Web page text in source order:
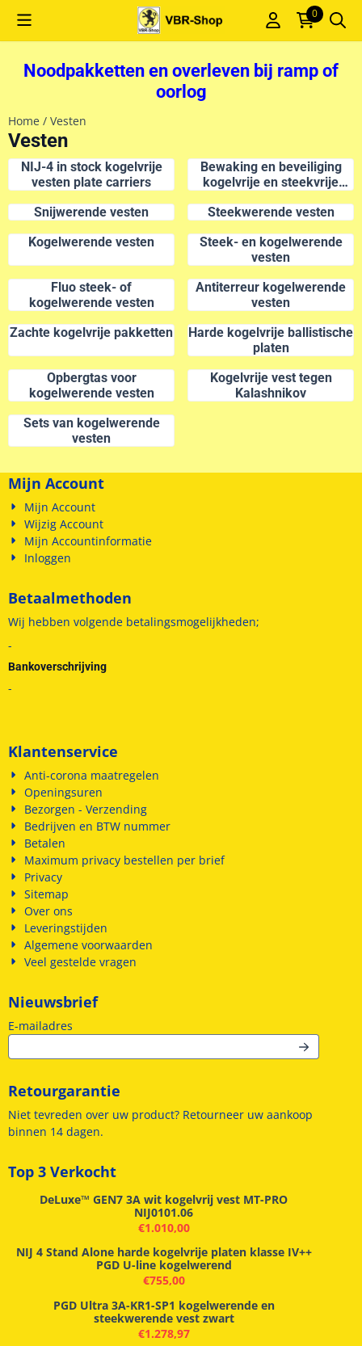
Cookievoorkeuren zijn momenteel gesloten. 0
Noodpakketten en overleven bij ramp of
oorlog
Home / Vesten
Vesten
NIJ-4 in stock kogelvrije
vesten plate carriers
Bewaking en beveiliging
kogelvrije en steekvrije
Snijwerende vesten
Steekwerende vesten
Kogelwerende vesten
Steek- en kogelwerende
vesten
Fluo steek- of
kogelwerende vesten
Antiterreur kogelwerende
vesten
Zachte kogelvrije pakketten
Harde kogelvrije ballistische
platen
Opbergtas voor
kogelwerende vesten
Kogelvrije vest tegen
Kalashnikov
Sets van kogelwerende
vesten
Mijn Account
Mijn Account
Wijzig Account
Mijn Accountinformatie
Inloggen
Betaalmethoden
Wij hebben volgende betalingsmogelijkheden;
-
Bankoverschrijving
-
Klantenservice
Anti-corona maatregelen
Openingsuren
Bezorgen - Verzending
Bedrijven en BTW nummer
Betalen
Maximum privacy bestellen per brief
Privacy
Sitemap
Over ons
Leveringstijden
Algemene voorwaarden
Veel gestelde vragen
Nieuwsbrief
E-mailadres
Retourgarantie
Niet tevreden over uw product? Retourneer uw aankoop
binnen 14 dagen.
Top 3 Verkocht
DeLuxe™ GEN7 3A wit kogelvrij vest MT-PRO
NIJ0101.06
€1.010,00
NIJ 4 Stand Alone harde kogelvrije platen klasse IV++
PGD U-line kogelwerend
€755,00
PGD Ultra 3A-KR1-SP1 kogelwerende en
steekwerende vest zwart
€1.278,97